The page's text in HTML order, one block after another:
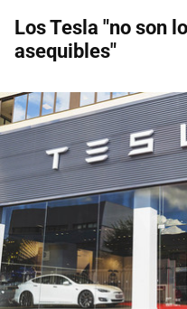
Los Tesla "no son
asequibles"